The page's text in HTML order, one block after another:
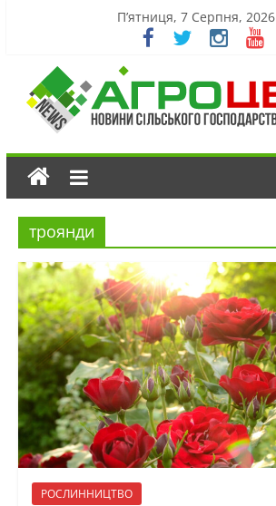
П’ятниця, 7 Серпня, 2026
троянди
РОСЛИННИЦТВО